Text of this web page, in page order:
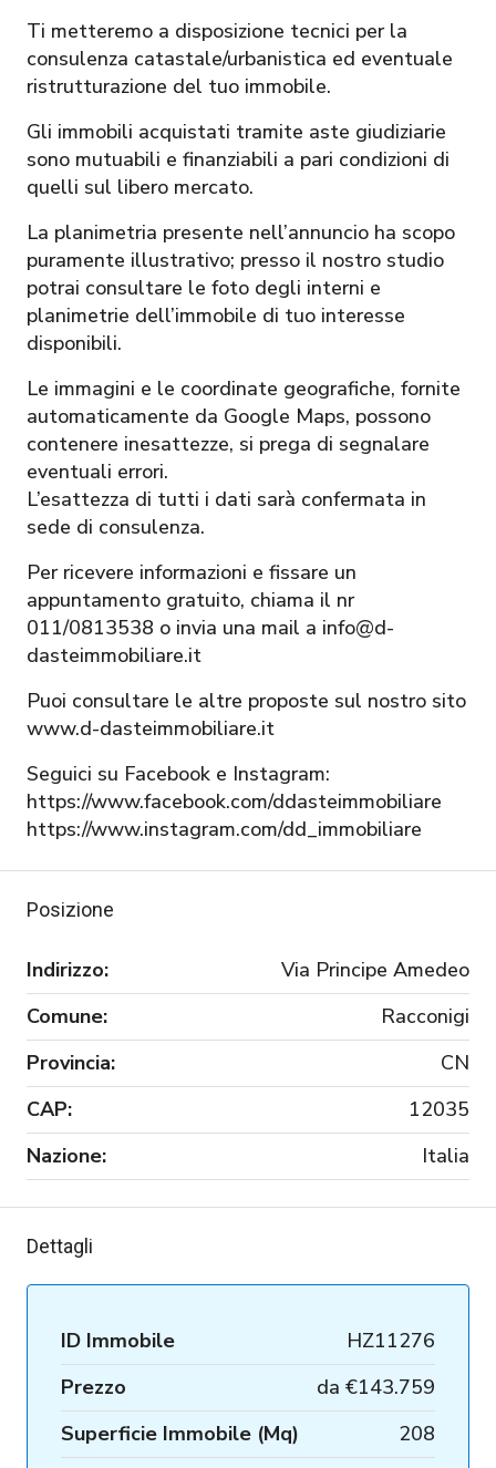
Ti metteremo a disposizione tecnici per la
consulenza catastale/urbanistica ed eventuale
ristrutturazione del tuo immobile.
Gli immobili acquistati tramite aste giudiziarie
sono mutuabili e finanziabili a pari condizioni di
quelli sul libero mercato.
La planimetria presente nell’annuncio ha scopo
puramente illustrativo; presso il nostro studio
potrai consultare le foto degli interni e
planimetrie dell’immobile di tuo interesse
disponibili.
Le immagini e le coordinate geografiche, fornite
automaticamente da Google Maps, possono
contenere inesattezze, si prega di segnalare
eventuali errori.
L’esattezza di tutti i dati sarà confermata in
sede di consulenza.
Per ricevere informazioni e fissare un
appuntamento gratuito, chiama il nr
011/0813538 o invia una mail a info@d-
dasteimmobiliare.it
Puoi consultare le altre proposte sul nostro sito
www.d-dasteimmobiliare.it
Seguici su Facebook e Instagram:
https://www.facebook.com/ddasteimmobiliare
https://www.instagram.com/dd_immobiliare
Posizione
Indirizzo:
Via Principe Amedeo
Comune:
Racconigi
Provincia:
CN
CAP:
12035
Nazione:
Italia
Dettagli
ID Immobile
HZ11276
Prezzo
da €143.759
Superficie Immobile (Mq)
208